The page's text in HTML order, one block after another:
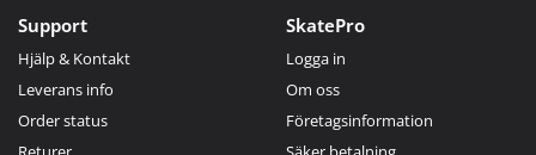
Support
Hjälp & Kontakt
Leverans info
Order status
SkatePro
Logga in
Om oss
Företagsinformation